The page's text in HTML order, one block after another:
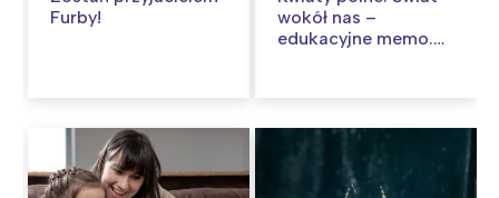
Furby!
wokół nas –
edukacyjne memo.